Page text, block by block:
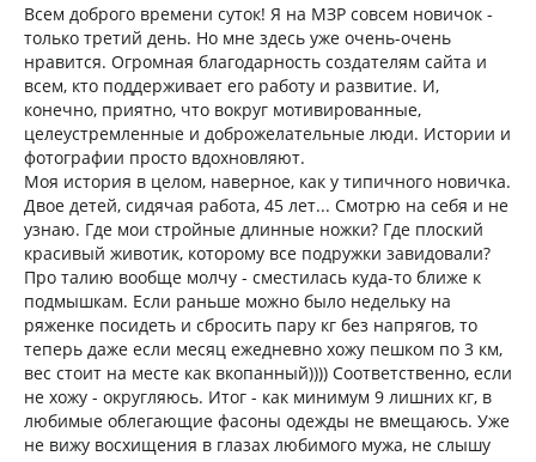
Всем доброго времени суток! Я на МЗР совсем новичок -
только третий день. Но мне здесь уже очень-очень
нравится. Огромная благодарность создателям сайта и
всем, кто поддерживает его работу и развитие. И,
конечно, приятно, что вокруг мотивированные,
целеустремленные и доброжелательные люди. Истории и
фотографии просто вдохновляют.
Моя история в целом, наверное, как у типичного новичка.
Двое детей, сидячая работа, 45 лет... Смотрю на себя и не
узнаю. Где мои стройные длинные ножки? Где плоский
красивый животик, которому все подружки завидовали?
Про талию вообще молчу - сместилась куда-то ближе к
подмышкам. Если раньше можно было недельку на
ряженке посидеть и сбросить пару кг без напрягов, то
теперь даже если месяц ежедневно хожу пешком по 3 км,
вес стоит на месте как вкопанный)))) Соответственно, если
не хожу - округляюсь. Итог - как минимум 9 лишних кг, в
любимые облегающие фасоны одежды не вмещаюсь. Уже
не вижу восхищения в глазах любимого мужа, не слышу